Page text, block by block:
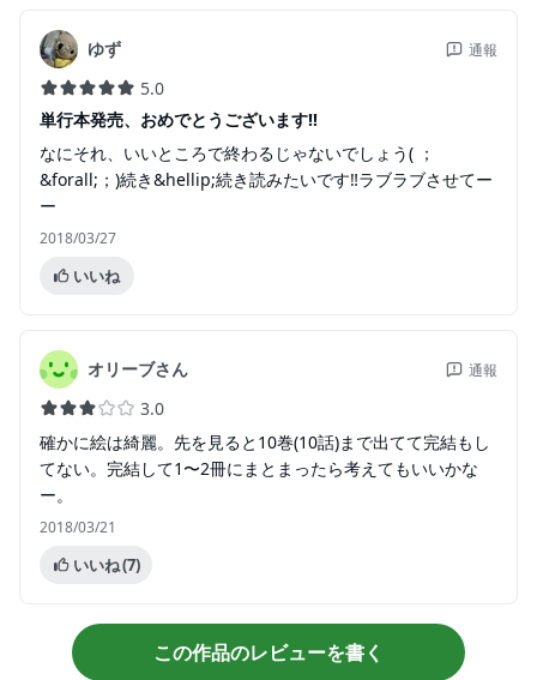
ゆず 通報
5.0
単行本発売、おめでとうございます‼
なにそれ、いいところで終わるじゃないでしょう( ；
&forall;；)続き&hellip;続き読みたいです‼ラブラブさせてー
ー
2018/03/27
いいね
オリーブさん 通報
3.0
確かに絵は綺麗。先を見ると10巻(10話)まで出てて完結もし
てない。完結して1〜2冊にまとまったら考えてもいいかな
ー。
2018/03/21
いいね(7)
この作品のレビューを書く